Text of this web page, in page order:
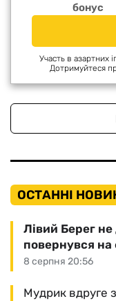
бонус
Участь в азартних
Дотримуйтеся
ОСТАННІ
8 серпня 20:56
Лівий Берег
повернувся на
Мудрик вдруге